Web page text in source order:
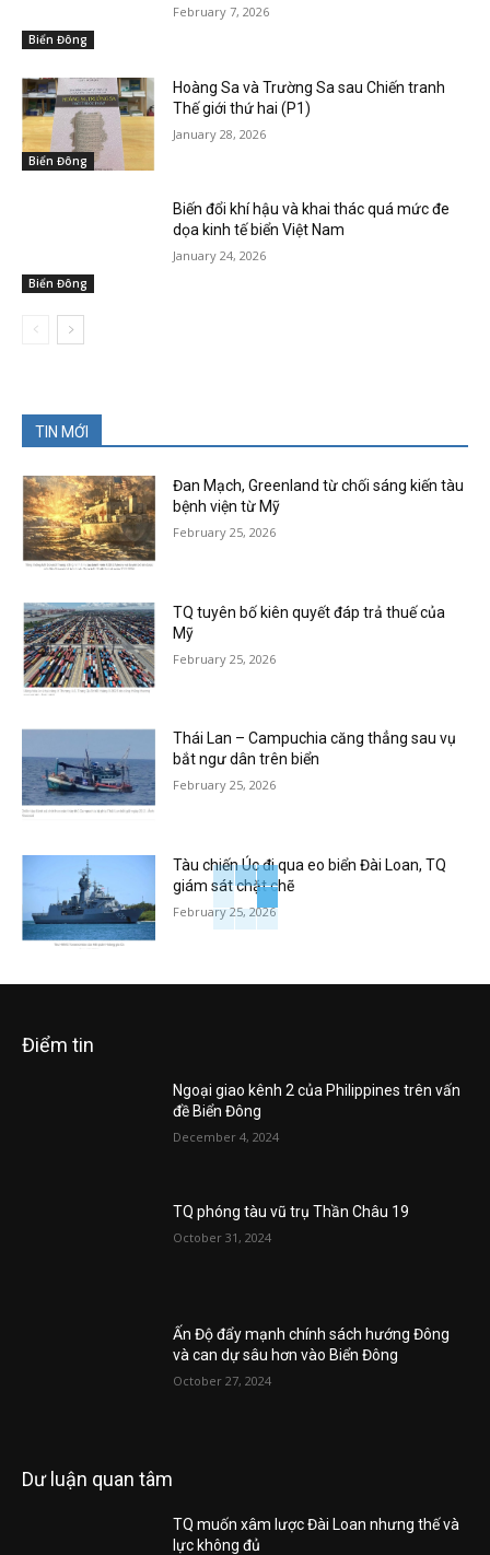
Biển Đông
February 7, 2026
Biển Đông
Hoàng Sa và Trường Sa sau Chiến tranh
Thế giới thứ hai (P1)
January 28, 2026
Biển Đông
Biến đổi khí hậu và khai thác quá mức đe
dọa kinh tế biển Việt Nam
January 24, 2026
TIN MỚI
Đan Mạch, Greenland từ chối sáng kiến tàu
bệnh viện từ Mỹ
February 25, 2026
TQ tuyên bố kiên quyết đáp trả thuế của
Mỹ
February 25, 2026
Thái Lan – Campuchia căng thẳng sau vụ
bắt ngư dân trên biển
February 25, 2026
Tàu chiến Úc đi qua eo biển Đài Loan, TQ
giám sát chặt chẽ
February 25, 2026
Điểm tin
Ngoại giao kênh 2 của Philippines trên vấn
đề Biển Đông
December 4, 2024
TQ phóng tàu vũ trụ Thần Châu 19
October 31, 2024
Ấn Độ đẩy mạnh chính sách hướng Đông
và can dự sâu hơn vào Biển Đông
October 27, 2024
Dư luận quan tâm
TQ muốn xâm lược Đài Loan nhưng thế và
lực không đủ